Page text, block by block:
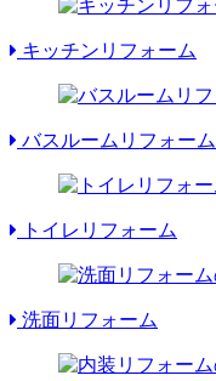
キッチンリフォーム
バスルームリフォーム
トイレリフォーム
洗面リフォーム